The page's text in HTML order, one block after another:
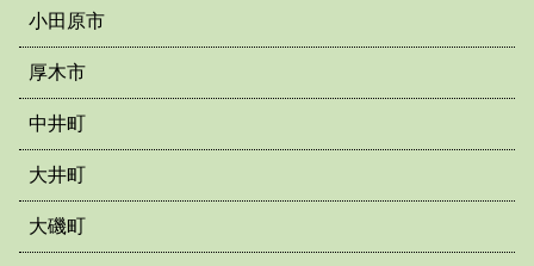
小田原市
厚木市
中井町
大井町
大磯町